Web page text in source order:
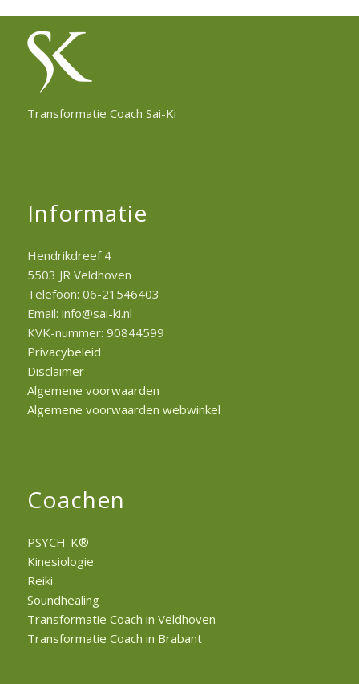
Transformatie Coach Sai-Ki
Informatie
Hendrikdreef 4
5503 JR Veldhoven
Telefoon: 06-21546403
Email: info@sai-ki.nl
KVK-nummer: 90844599
Privacybeleid
Disclaimer
Algemene voorwaarden
Algemene voorwaarden webwinkel
Coachen
PSYCH-K®
Kinesiologie
Reiki
Soundhealing
Transformatie Coach in Veldhoven
Transformatie Coach in Brabant